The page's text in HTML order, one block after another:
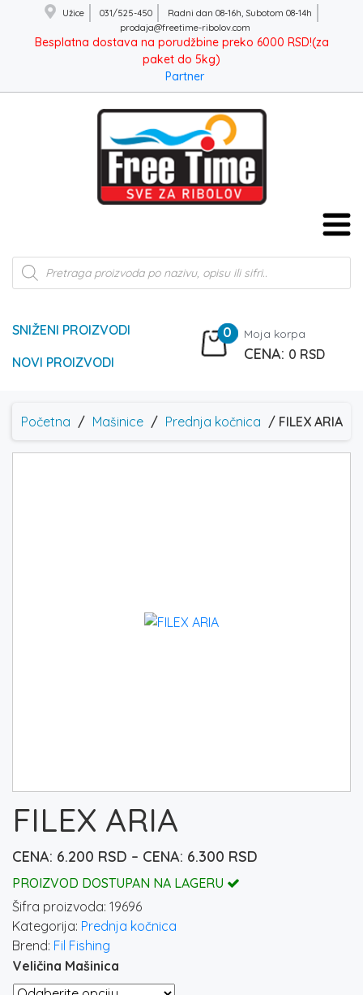
Užice 031/525-450
Radni dan 08-16h, Subotom 08-14h
prodaja@freetime-ribolov.com
Besplatna dostava na porudžbine preko 6000 RSD!(za
paket do 5kg)
Partner
Products
search
SNIŽENI PROIZVODI
NOVI PROIZVODI
0 Moja korpa
0 RSD
Početna / Mašinice / Prednja kočnica / FILEX ARIA
FILEX ARIA
6.200 RSD – 6.300 RSD
PROIZVOD DOSTUPAN NA LAGERU
Šifra proizvoda: 19696
Kategorija: Prednja kočnica
Brend: Fil Fishing
Veličina Mašinica